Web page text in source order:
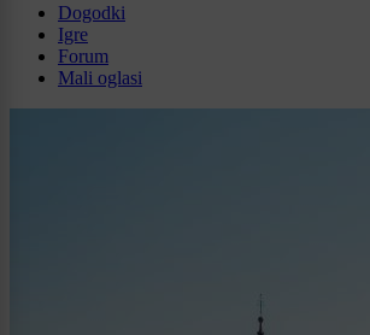
Dogodki
Igre
Forum
Mali oglasi